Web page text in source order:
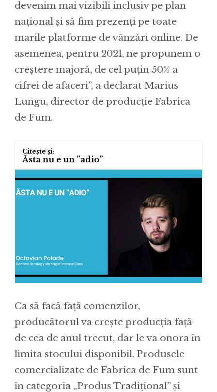
devenim mai vizibili inclusiv pe plan
național și să fim prezenți pe toate
marile platforme de vânzări online. De
asemenea, pentru 2021, ne propunem o
creștere majoră, de cel puțin 50% a
cifrei de afaceri”, a declarat Marius
Lungu, director de producție Fabrica
de Fum.
Ăsta nu e un ”adio”
Ca să facă față comenzilor,
producătorul va crește producția față
de cea de anul trecut, dar le va onora în
limita stocului disponibil. Produsele
comercializate de Fabrica de Fum sunt
în categoria „Produs Tradițional” și